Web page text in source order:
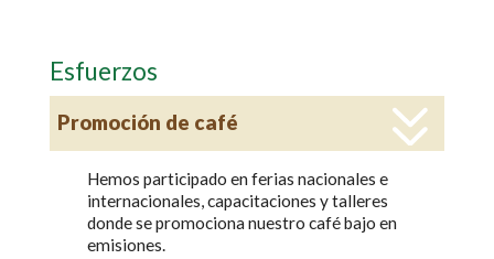
Esfuerzos
Promoción de café
Hemos participado en ferias nacionales e
internacionales, capacitaciones y talleres
donde se promociona nuestro café bajo en
emisiones.